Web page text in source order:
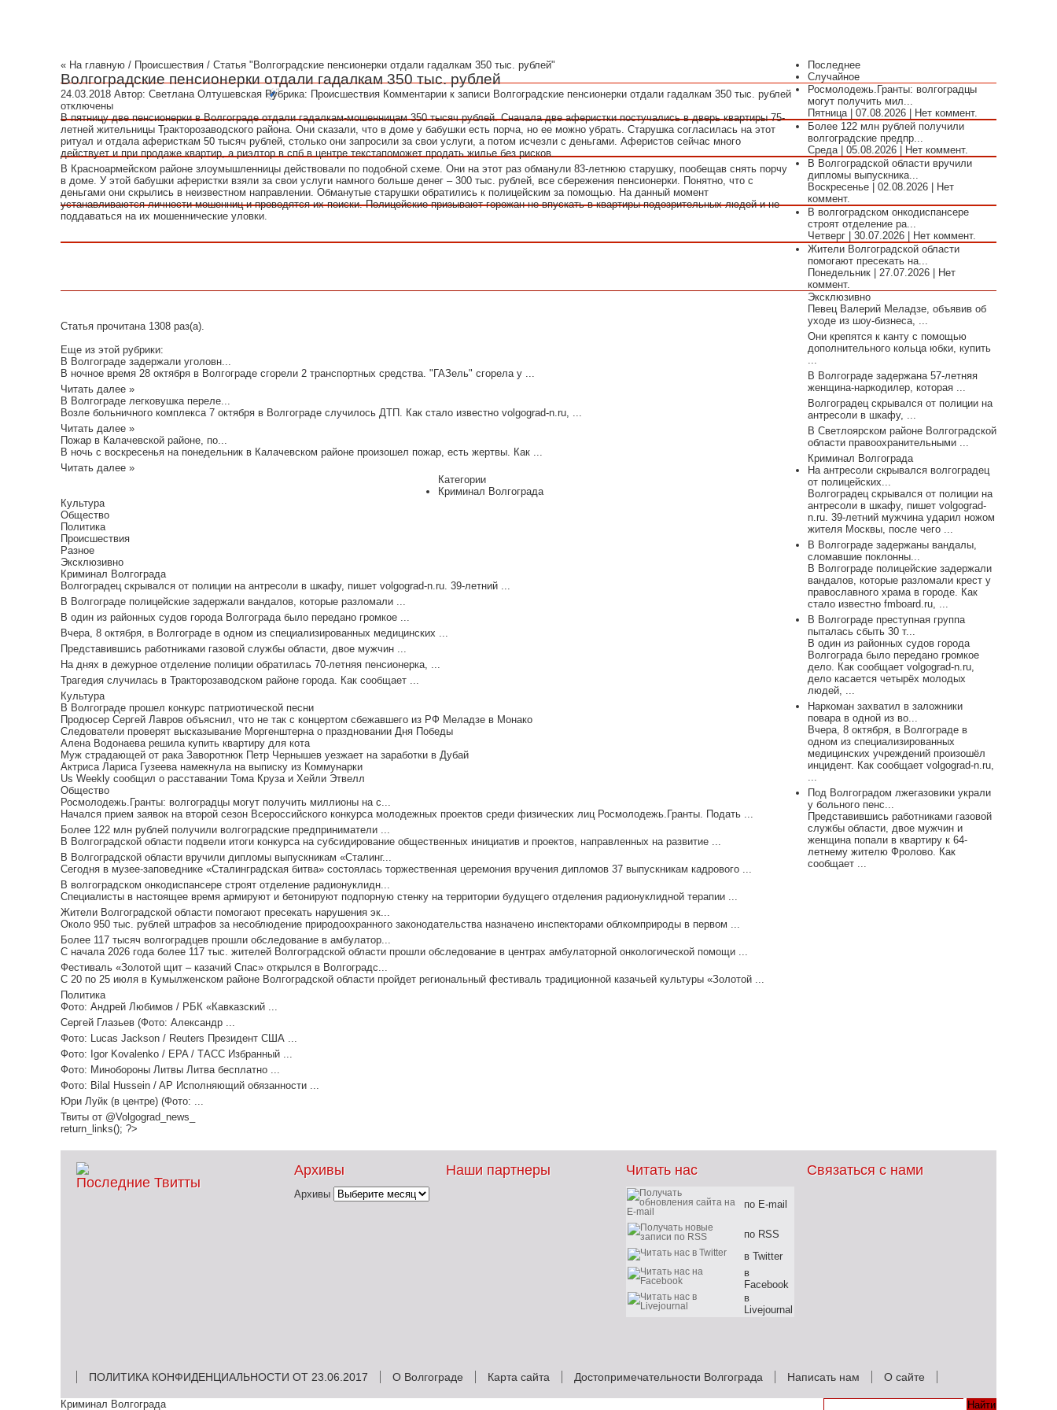
« На главную / Происшествия / Статья "Волгоградские пенсионерки отдали гадалкам 350 тыс. рублей"
Волгоградские пенсионерки отдали гадалкам 350 тыс. рублей
24.03.2018 Автор: Светлана Олтушевская Рубрика: Происшествия Комментарии к записи Волгоградские пенсионерки отдали гадалкам 350 тыс. рублей
отключены
В пятницу две пенсионерки в Волгограде отдали гадалкам-мошенницам 350 тысяч рублей. Сначала две аферистки постучались в дверь квартиры 75-
летней жительницы Тракторозаводского района. Они сказали, что в доме у бабушки есть порча, но ее можно убрать. Старушка согласилась на этот
ритуал и отдала аферисткам 50 тысяч рублей, столько они запросили за свои услуги, а потом исчезли с деньгами. Аферистов сейчас много
действует и при продаже квартир, ариэлтор в спбв центре текстапоможет продать жилье без рисков.
В Красноармейском районе злоумышленницы действовали по подобной схеме. Они на этот раз обманули 83-летнюю старушку, пообещав снять порчу
в доме. У этой бабушки аферистки взяли за свои услуги намного больше денег – 300 тыс. рублей, все сбережения пенсионерки. Понятно, что с
деньгами они скрылись в неизвестном направлении. Обманутые старушки обратились к полицейским за помощью. На данный момент
устанавливаются личности мошенниц и проводятся их поиски. Полицейские призывают горожан не впускать в квартиры подозрительных людей и не
поддаваться на их мошеннические уловки.
Статья прочитана 1308 раз(a).
Еще из этой рубрики:
В Волгограде задержали уголовн...
В ночное время 28 октября в Волгограде сгорели 2 транспортных средства. "ГАЗель" сгорела у ...
Читать далее »
В Волгограде легковушка переле...
Возле больничного комплекса 7 октября в Волгограде случилось ДТП. Как стало известно volgograd-n.ru, ...
Читать далее »
Пожар в Калачевской районе, по...
В ночь с воскресенья на понедельник в Калачевском районе произошел пожар, есть жертвы. Как ...
Читать далее »
Категории
Криминал Волгограда
Культура
Общество
Политика
Происшествия
Разное
Эксклюзивно
Криминал Волгограда
Волгоградец скрывался от полиции на антресоли в шкафу, пишет volgograd-n.ru. 39-летний ...
В Волгограде полицейские задержали вандалов, которые разломали ...
В один из районных судов города Волгограда было передано громкое ...
Вчера, 8 октября, в Волгограде в одном из специализированных медицинских ...
Представившись работниками газовой службы области, двое мужчин ...
На днях в дежурное отделение полиции обратилась 70-летняя пенсионерка, ...
Трагедия случилась в Тракторозаводском районе города. Как сообщает ...
Культура
В Волгограде прошел конкурс патриотической песни
Продюсер Сергей Лавров объяснил, что не так с концертом сбежавшего из РФ Меладзе в Монако
Следователи проверят высказывание Моргенштерна о праздновании Дня Победы
Алена Водонаева решила купить квартиру для кота
Муж страдающей от рака Заворотнюк Петр Чернышев уезжает на заработки в Дубай
Актриса Лариса Гузеева намекнула на выписку из Коммунарки
Us Weekly сообщил о расставании Тома Круза и Хейли Этвелл
Общество
Росмолодежь.Гранты: волгоградцы могут получить миллионы на с...
Начался прием заявок на второй сезон Всероссийского конкурса молодежных проектов среди физических лиц Росмолодежь.Гранты. Подать ...
Более 122 млн рублей получили волгоградские предприниматели ...
В Волгоградской области подвели итоги конкурса на субсидирование общественных инициатив и проектов, направленных на развитие ...
В Волгоградской области вручили дипломы выпускникам «Сталинг...
Сегодня в музее-заповеднике «Сталинградская битва» состоялась торжественная церемония вручения дипломов 37 выпускникам кадрового ...
В волгоградском онкодиспансере строят отделение радионуклидн...
Специалисты в настоящее время армируют и бетонируют подпорную стенку на территории будущего отделения радионуклидной терапии ...
Жители Волгоградской области помогают пресекать нарушения эк...
Около 950 тыс. рублей штрафов за несоблюдение природоохранного законодательства назначено инспекторами облкомприроды в первом ...
Более 117 тысяч волгоградцев прошли обследование в амбулатор...
С начала 2026 года более 117 тыс. жителей Волгоградской области прошли обследование в центрах амбулаторной онкологической помощи ...
Фестиваль «Золотой щит – казачий Спас» открылся в Волгоградс...
С 20 по 25 июля в Кумылженском районе Волгоградской области пройдет региональный фестиваль традиционной казачьей культуры «Золотой ...
Политика
Фото: Андрей Любимов / РБК «Кавказский ...
Сергей Глазьев (Фото: Александр ...
Фото: Lucas Jackson / Reuters Президент США ...
Фото: Igor Kovalenko / EPA / ТАСС Избранный ...
Фото: Минобороны Литвы Литва бесплатно ...
Фото: Bilal Hussein / AP Исполняющий обязанности ...
Юри Луйк (в центре) (Фото: ...
Последнее
Случайное
Росмолодежь.Гранты: волгоградцы
могут получить мил...
Пятница | 07.08.2026 | Нет коммент.
Более 122 млн рублей получили
волгоградские предпр...
Среда | 05.08.2026 | Нет коммент.
В Волгоградской области вручили
дипломы выпускника...
Воскресенье | 02.08.2026 | Нет
коммент.
В волгоградском онкодиспансере
строят отделение ра...
Четверг | 30.07.2026 | Нет коммент.
Жители Волгоградской области
помогают пресекать на...
Понедельник | 27.07.2026 | Нет
коммент.
Эксклюзивно
Певец Валерий Меладзе, объявив об
уходе из шоу-бизнеса, ...
Они крепятся к канту с помощью
дополнительного кольца юбки, купить
...
В Волгограде задержана 57-летняя
женщина-наркодилер, которая ...
Волгоградец скрывался от полиции на
антресоли в шкафу, ...
В Светлоярском районе Волгоградской
области правоохранительными ...
Криминал Волгограда
На антресоли скрывался волгоградец
от полицейских...
Волгоградец скрывался от полиции на
антресоли в шкафу, пишет volgograd-
n.ru. 39-летний мужчина ударил ножом
жителя Москвы, после чего ...
В Волгограде задержаны вандалы,
сломавшие поклонны...
В Волгограде полицейские задержали
вандалов, которые разломали крест у
православного храма в городе. Как
стало известно fmboard.ru, ...
В Волгограде преступная группа
пыталась сбыть 30 т...
В один из районных судов города
Волгограда было передано громкое
дело. Как сообщает volgograd-n.ru,
дело касается четырёх молодых
людей, ...
Наркоман захватил в заложники
повара в одной из во...
Вчера, 8 октября, в Волгограде в
одном из специализированных
медицинских учреждений произошёл
инцидент. Как сообщает volgograd-n.ru,
...
Под Волгоградом лжегазовики украли
у больного пенс...
Представившись работниками газовой
службы области, двое мужчин и
женщина попали в квартиру к 64-
летнему жителю Фролово. Как
сообщает ...
Твиты от @Volgograd_news_
return_links(); ?>
Последние Твитты
Архивы
Архивы
Наши партнеры Читать нас
по E-mail
по RSS
в Twitter
в
Facebook
в
Livejournal
Связаться с нами
ПОЛИТИКА КОНФИДЕНЦИАЛЬНОСТИ ОТ 23.06.2017 О Волгограде Карта сайта Достопримечательности Волгограда Написать нам О сайте
Криминал Волгограда